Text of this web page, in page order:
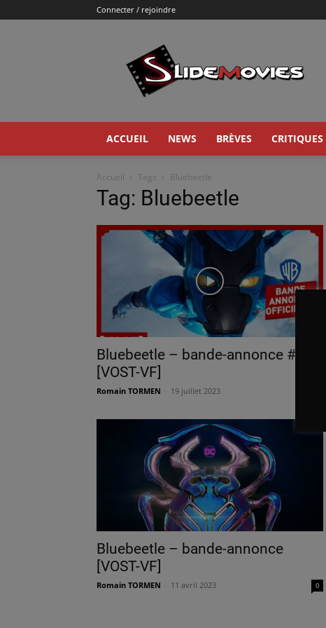
Connecter / rejoindre
ACCUEIL NEWS BRÈVES CRITIQUES
Accueil Tags Bluebeetle
Tag: Bluebeetle
Bluebeetle – bande-annonce #2
[VOST-VF]
Romain TORMEN 19 juillet 2023
Bluebeetle – bande-annonce
[VOST-VF]
Romain TORMEN 11 avril 2023 0